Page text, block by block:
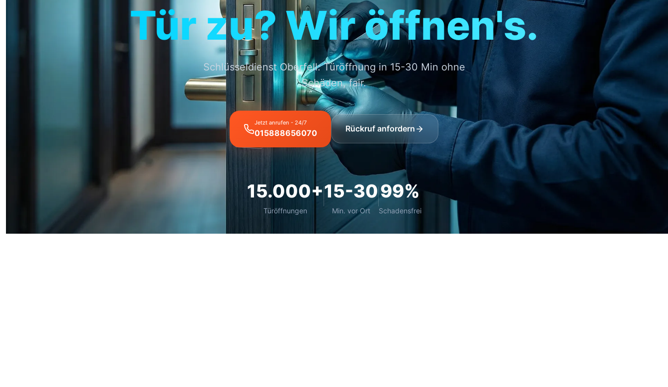
Tür zu? Wir öffnen's.
Schlüsseldienst Oberfell: Türöffnung in 15-30 Min ohne
Schäden, fair.
Jetzt anrufen - 24/7
015888656070 Rückruf anfordern
15.000+
Türöffnungen
15-30
Min. vor Ort
99%
Schadensfrei